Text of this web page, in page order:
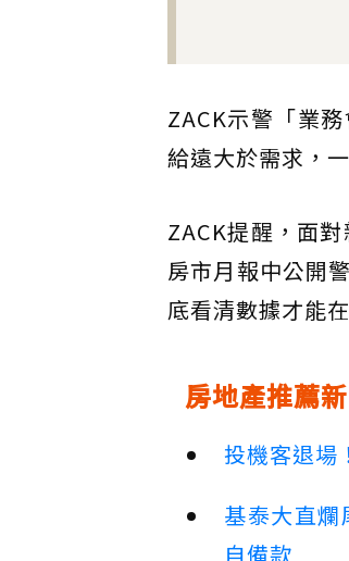
ZACK示警「業
給遠大於需求，
ZACK提醒，面
房市月報中公開
底看清數據才能
房地產推薦
投機客退場
基泰大直
自備款